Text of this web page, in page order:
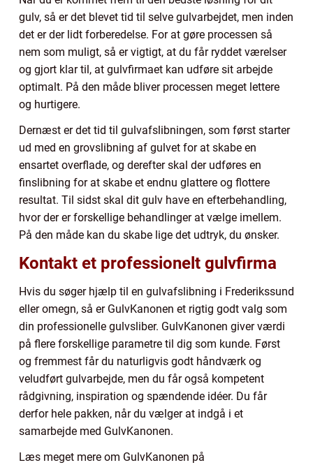
gulv, så er det blevet tid til selve gulvarbejdet, men inden
det er der lidt forberedelse. For at gøre processen så
nem som muligt, så er vigtigt, at du får ryddet værelser
og gjort klar til, at gulvfirmaet kan udføre sit arbejde
optimalt. På den måde bliver processen meget lettere
og hurtigere.
Dernæst er det tid til gulvafslibningen, som først starter
ud med en grovslibning af gulvet for at skabe en
ensartet overflade, og derefter skal der udføres en
finslibning for at skabe et endnu glattere og flottere
resultat. Til sidst skal dit gulv have en efterbehandling,
hvor der er forskellige behandlinger at vælge imellem.
På den måde kan du skabe lige det udtryk, du ønsker.
Kontakt et professionelt gulvfirma
Hvis du søger hjælp til en gulvafslibning i Frederikssund
eller omegn, så er GulvKanonen et rigtig godt valg som
din professionelle gulvsliber. GulvKanonen giver værdi
på flere forskellige parametre til dig som kunde. Først
og fremmest får du naturligvis godt håndværk og
veludført gulvarbejde, men du får også kompetent
rådgivning, inspiration og spændende idéer. Du får
derfor hele pakken, når du vælger at indgå i et
samarbejde med GulvKanonen.
Læs meget mere om GulvKanonen på